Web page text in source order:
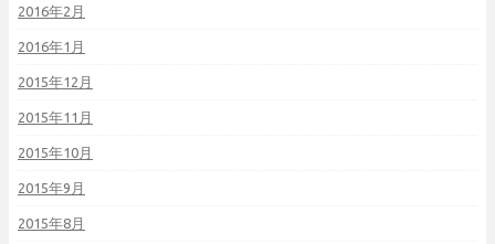
2016年2月
2016年1月
2015年12月
2015年11月
2015年10月
2015年9月
2015年8月